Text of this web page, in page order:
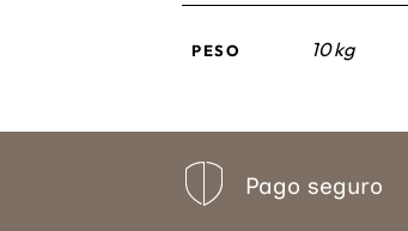
PESO 10 kg
Pago seguro